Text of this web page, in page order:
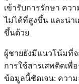
เข้ารับการรักษา คว
ไม่ได้ที่สูงขึ้น และน่า
ขึ้นด้วย
ผู้ชายยังมีแนวโน้มที่
การใช้สารเสพติดเพื่
ข้อมูลนี้ชัดเจน: ควา